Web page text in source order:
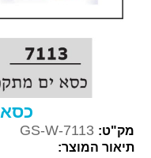
מק"ט: GS-W-7113
תיאור המוצר: